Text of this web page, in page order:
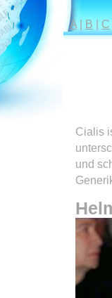
A B C
Cialis
und